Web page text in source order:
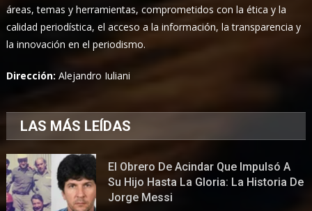
áreas, temas y herramientas, comprometidos con la ética y la
calidad periodística, el acceso a la información, la transparencia y
la innovación en el periodismo.
Dirección:Alejandro Iuliani
LAS MÁS LEÍDAS
El Obrero De Acindar Que Impulsó A
Su Hijo Hasta La Gloria: La Historia De
Jorge Messi